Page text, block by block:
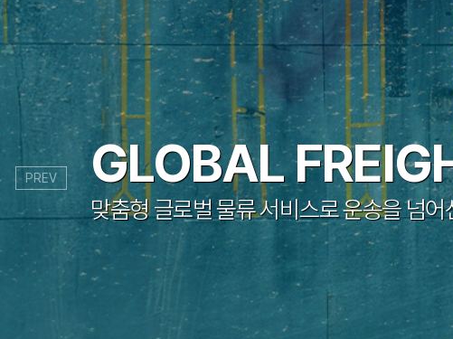
GLOBAL
맞춤형 글로벌 물류 서비스로 운송을 넘
PREV